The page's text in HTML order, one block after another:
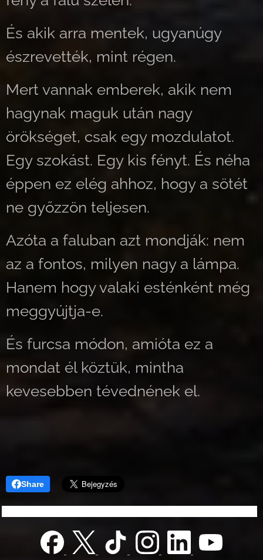
És akik arra mentek, ugyanúgy
észrevették, mint régen.
Mert vannak emberek, akik nem
hagynak maguk után nagy
örökséget, csak egy mozdulatot.
Egy szokást. Egy kis fényt. És néha
éppen ez elég ahhoz, hogy a sötét
ne győzzön teljesen.
Azóta a faluban azt mondják: nem
az a fontos, milyen nagy a lámpa.
Hanem hogy valaki esténként még
meggyújtja-e.
És furcsa módon, amióta ez a
mondat él köztük, mintha
kevesebben tévednének el.
Share